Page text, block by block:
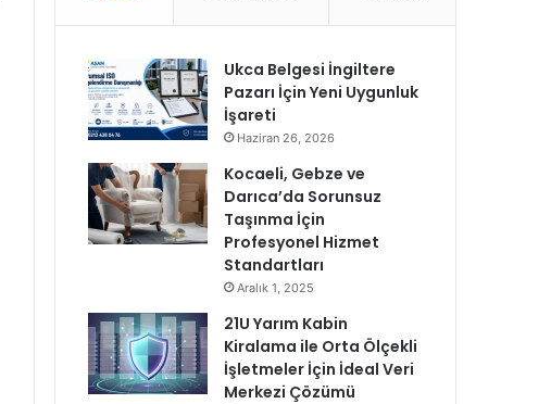
Ukca Belgesi İngiltere
Pazarı İçin Yeni Uygunluk
İşareti
Haziran 26, 2026
Kocaeli, Gebze ve
Darıca’da Sorunsuz
Taşınma İçin
Profesyonel Hizmet
Standartları
Aralık 1, 2025
21U Yarım Kabin
Kiralama ile Orta Ölçekli
İşletmeler İçin İdeal Veri
Merkezi Çözümü